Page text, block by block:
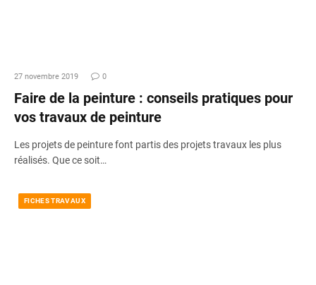
27 novembre 2019 0
Faire de la peinture : conseils pratiques pour
vos travaux de peinture
Les projets de peinture font partis des projets travaux les plus
réalisés. Que ce soit…
FICHES TRAVAUX